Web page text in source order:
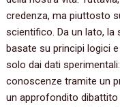
credenza,‭ ‬ma piuttosto
scientifico.‭ ‬Da un lato,‭ ‬la
basate su principi logici
solo dai dati
conoscenze tramite un
un approfondito